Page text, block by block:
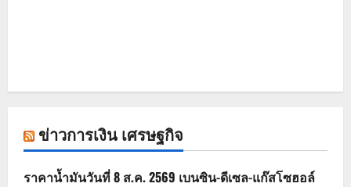
ข่าวการเงิน เศรษฐกิจ
ราคาน้ำมันวันที่ 8 ส.ค. 2569 เบนซิน-ดีเซล-แก๊สโซฮอล์